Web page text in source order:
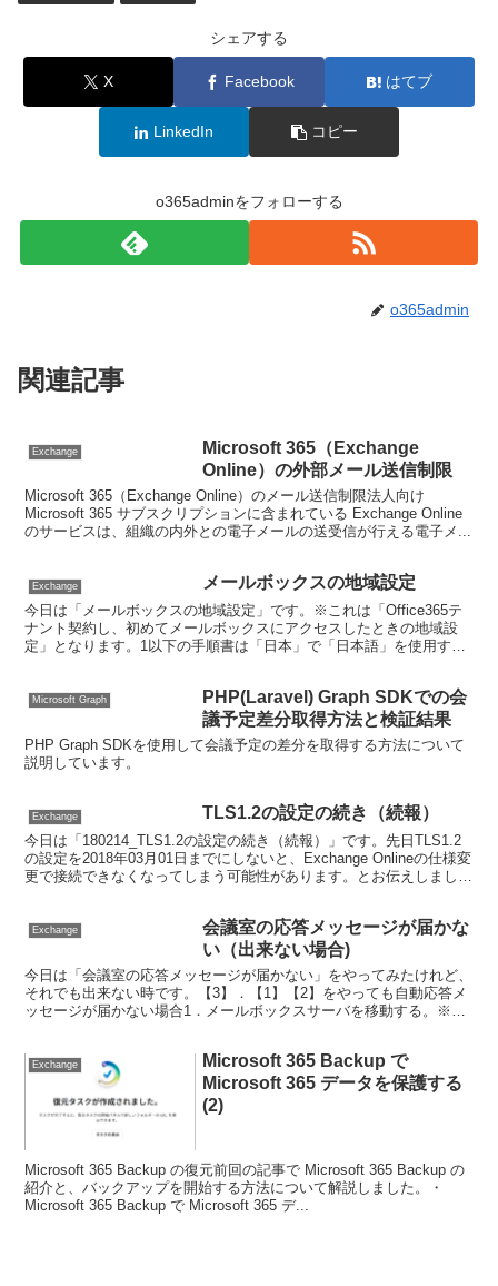
シェアする
X Facebook はてブ
LinkedIn コピー
o365adminをフォローする
o365admin
関連記事
Exchange
Microsoft 365（Exchange
Online）の外部メール送信制限
Microsoft 365（Exchange Online）のメール送信制限法人向け
Microsoft 365 サブスクリプションに含まれている Exchange Online
のサービスは、組織の内外との電子メールの送受信が行える電子メ...
Exchange メールボックスの地域設定
今日は「メールボックスの地域設定」です。※これは「Office365テ
ナント契約し、初めてメールボックスにアクセスしたときの地域設
定」となります。1以下の手順書は「日本」で「日本語」を使用する
Microsoft Graph
PHP(Laravel) Graph SDKでの会
議予定差分取得方法と検証結果
PHP Graph SDKを使用して会議予定の差分を取得する方法について
説明しています。
Exchange TLS1.2の設定の続き（続報）
今日は「180214_TLS1.2の設定の続き（続報）」です。先日TLS1.2
の設定を2018年03月01日までにしないと、Exchange Onlineの仕様変
更で接続できなくなってしまう可能性があります。とお伝えしまし
Exchange
会議室の応答メッセージが届かな
い（出来ない場合)
今日は「会議室の応答メッセージが届かない」をやってみたけれど、
それでも出来ない時です。【3】．【1】【2】をやっても自動応答メ
ッセージが届かない場合1．メールボックスサーバを移動する。※こ
Exchange
Microsoft 365 Backup で
Microsoft 365 データを保護する
(2)
Microsoft 365 Backup の復元前回の記事で Microsoft 365 Backup の
紹介と、バックアップを開始する方法について解説しました。・
Microsoft 365 Backup で Microsoft 365 デ...